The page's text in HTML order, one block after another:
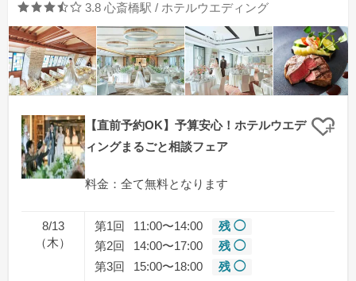
口コミ評価
3.8 心斎橋駅 / ホテルウエディング
【直前予約OK】予算安心！ホテルウエデ
ィングまるごと相談フェア
クリ
料金：全て無料となります
8/13
（木）
第1回 11:00〜14:00
残 ◯
第2回
14:00〜17:00
残 ◯
第3回
15:00〜18:00 残 ◯